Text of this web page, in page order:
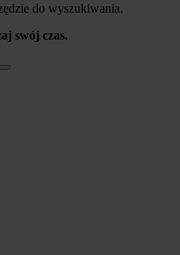
do wyszukiwania.
swój czas.